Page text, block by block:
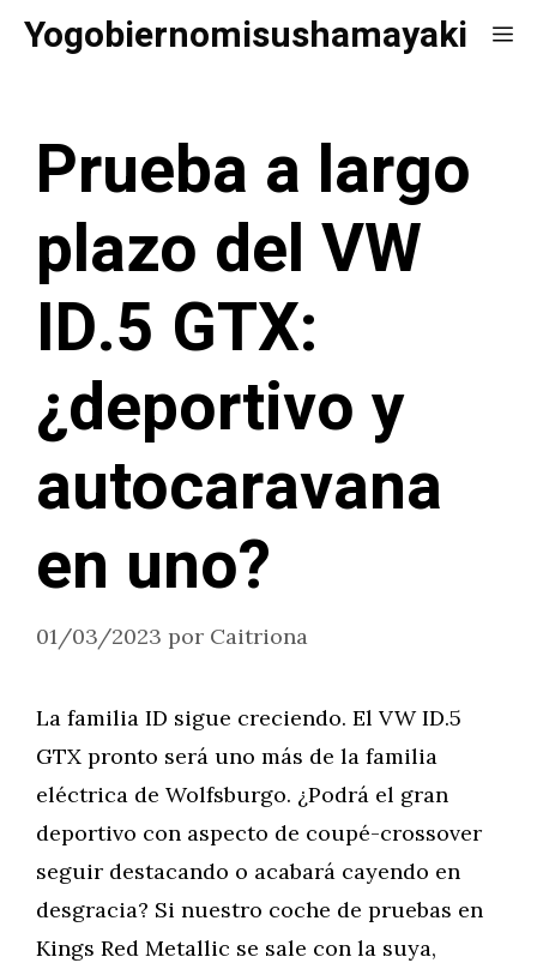
SaltarYogobiernomisushamayaki
Prueba a largo
plazo del VW
ID.5 GTX:
¿deportivo y
autocaravana
en uno?
01/03/2023 por Caitriona
La familia ID sigue creciendo. El VW ID.5
GTX pronto será uno más de la familia
eléctrica de Wolfsburgo. ¿Podrá el gran
deportivo con aspecto de coupé-crossover
seguir destacando o acabará cayendo en
desgracia? Si nuestro coche de pruebas en
Kings Red Metallic se sale con la suya,